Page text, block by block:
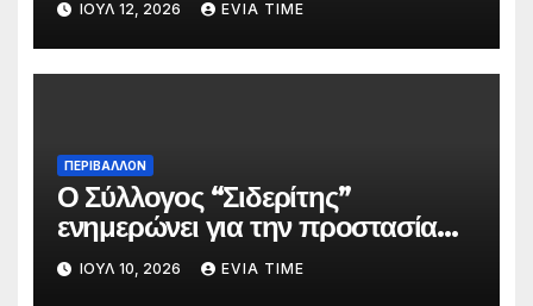
ΙΟΎΛ 12, 2026 EVIA TIME
ΠΕΡΙΒΑΛΛΟΝ
Ο Σύλλογος “Σιδερίτης”
ενημερώνει για την προστασία
προσωπικών δεδομένων
ΙΟΎΛ 10, 2026 EVIA TIME